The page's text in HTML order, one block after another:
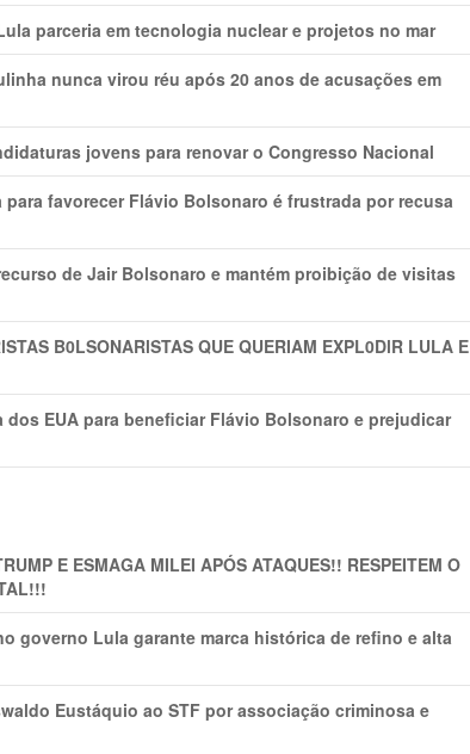
parceria em tecnologia nuclear e projetos no mar
nunca virou réu após 20 anos de acusações em
jovens para renovar o Congresso Nacional
para favorecer Flávio Bolsonaro é frustrada por recusa
de Jair Bolsonaro e mantém proibição de visitas
B0LSONARlSTAS QUE QUERIAM EXPL0DlR LULA E
dos EUA para beneficiar Flávio Bolsonaro e prejudicar
E ESMAGA MILEI APÓS ATAQUES!! RESPEITEM O
governo Lula garante marca histórica de refino e alta
Eustáquio ao STF por associação criminosa e